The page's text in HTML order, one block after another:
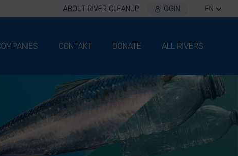
ABOUT RIVER CLEANUP LOGIN EN
CONTAKT DONATE ALL RIVERS